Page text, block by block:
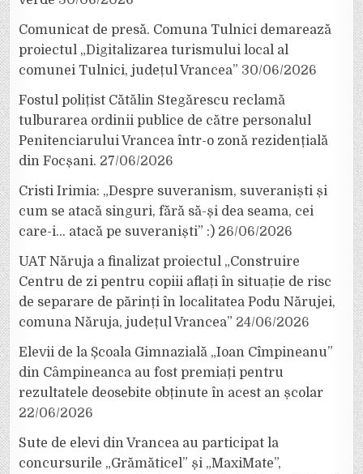
Comunicat de presă. Comuna Tulnici demarează
proiectul „Digitalizarea turismului local al
comunei Tulnici, județul Vrancea” 30/06/2026
Fostul polițist Cătălin Stegărescu reclamă
tulburarea ordinii publice de către personalul
Penitenciarului Vrancea într-o zonă rezidențială
din Focșani. 27/06/2026
Cristi Irimia: „Despre suveranism, suveraniști și
cum se atacă singuri, fără să-și dea seama, cei
care-i… atacă pe suveraniști” :) 26/06/2026
UAT Năruja a finalizat proiectul „Construire
Centru de zi pentru copiii aflați în situație de risc
de separare de părinți în localitatea Podu Nărujei,
comuna Năruja, județul Vrancea” 24/06/2026
Elevii de la Școala Gimnazială „Ioan Cîmpineanu”
din Câmpineanca au fost premiați pentru
rezultatele deosebite obținute în acest an școlar
22/06/2026
Sute de elevi din Vrancea au participat la
concursurile „Grămăticel” și „MaxiMate”,